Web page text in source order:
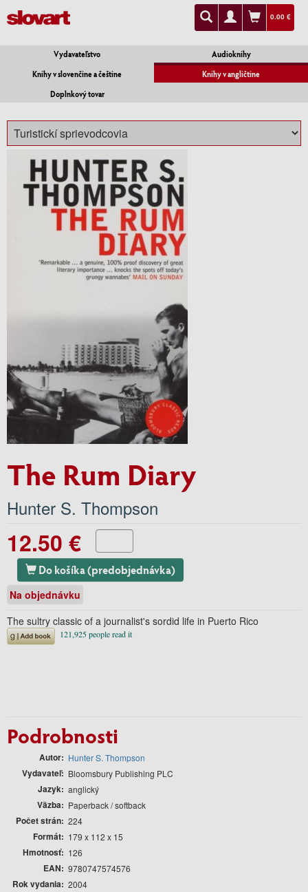
0.00 €
Vydavateľstvo
Audioknihy
Knihy v slovenčine a češtine
Knihy v angličtine
Doplnkový tovar
The Rum Diary
Hunter S. Thompson
12.50 €
Do košíka (predobjednávka)
Na objednávku
The sultry classic of a journalist's sordid life in Puerto Rico
Podrobnosti
Autor Hunter S. Thompson
Vydavateľ Bloomsbury Publishing PLC
Jazyk anglický
Väzba Paperback / softback
Počet strán 224
Formát 179 x 112 x 15
Hmotnosť 126
EAN 9780747574576
Rok vydania 2004